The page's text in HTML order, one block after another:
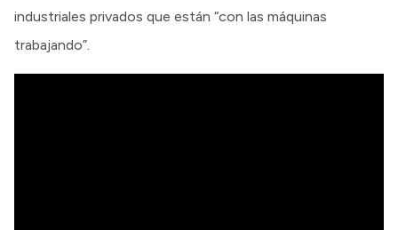
industriales privados que están “con las máquinas
trabajando”.